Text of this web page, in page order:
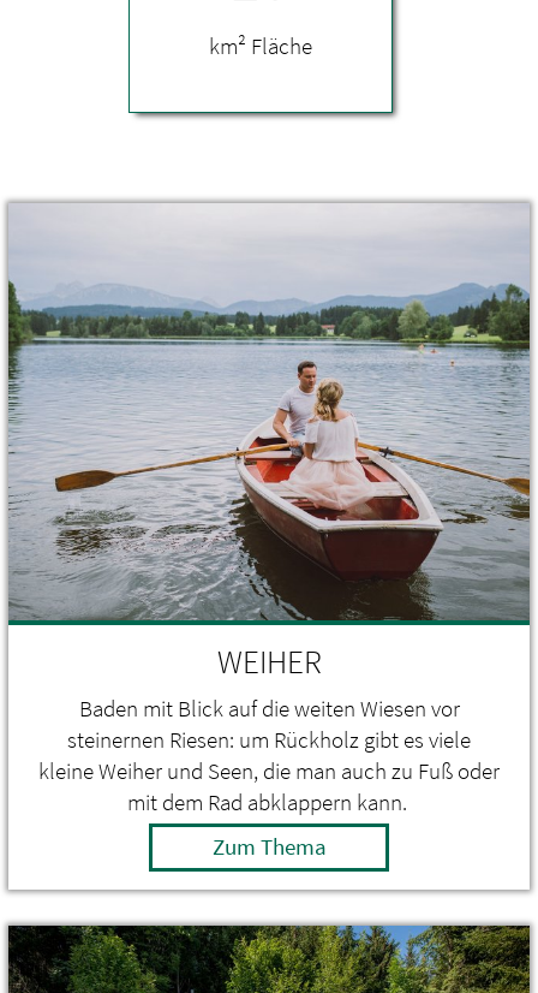
km² Fläche
WEIHER
Baden mit Blick auf die weiten Wiesen vor
steinernen Riesen: um Rückholz gibt es viele
kleine Weiher und Seen, die man auch zu Fuß oder
mit dem Rad abklappern kann.
Zum Thema